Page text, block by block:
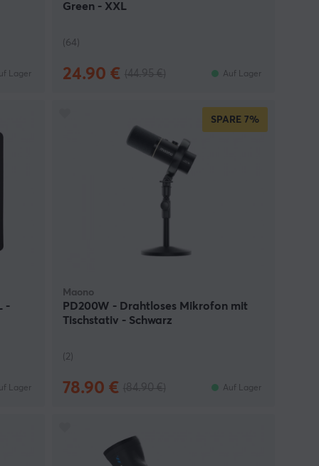
Lager
Green - XXL
(64)
24.90 € Auf Lager
-
Lager
SPARE 7%
Maono
PD200W - Drahtloses Mikrofon mit
Tischstativ - Schwarz
(2)
78.90 € Auf Lager